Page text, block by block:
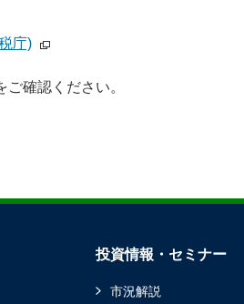
庁)
確認ください。
投資情報・セミナー
市況解説